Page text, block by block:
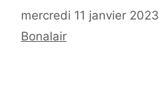
mercredi 11 janvier 2023
Bonalair